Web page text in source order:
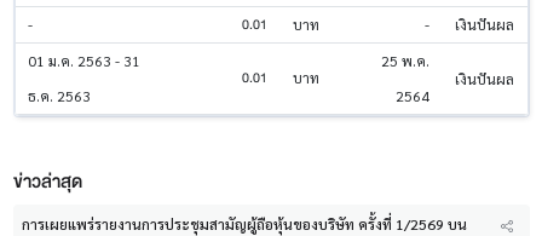
- 0.01 บาท -
เงินปันผล
01 ม.ค. 2563 - 31
ธ.ค. 2563
0.01 บาท
25 พ.ค.
2564
เงินปันผล
ข่าวล่าสุด
การเผยแพร่รายงานการประชุมสามัญผู้ถือหุ้นของบริษัท ครั้งที่ 1/2569 บน